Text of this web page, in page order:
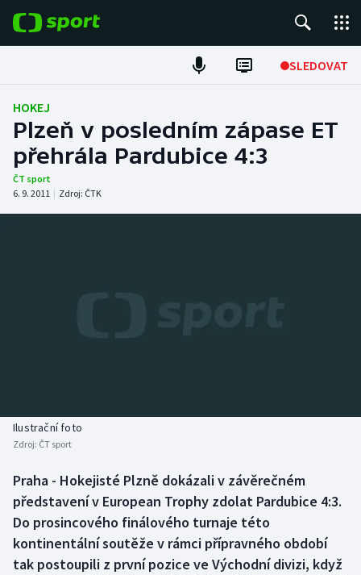
SLEDOVAT
Fotbal
Hokej
Tenis
Atletika
Biatlon
Boby a skeleton
Box
Curling
Aplikace ČT sport
AZ kvíz
HOKEJ
Plzeň v posledním zápase ET
přehrála Pardubice 4:3
ČT sport
6. 9. 2011 | Zdroj: ČTK
Ilustrační foto
Zdroj: ČT sport
Praha - Hokejisté Plzně dokázali v závěrečném
představení v European Trophy zdolat Pardubice 4:3.
Do prosincového finálového turnaje této
kontinentální soutěže v rámci přípravného období
tak postoupili z první pozice ve Východní divizi, když